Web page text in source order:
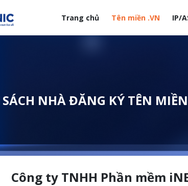
Trang chủ Tên miền .VN IP/
của website
NHÀ ĐĂNG KÝ TÊN MIỀN
Công ty TNHH Phần mềm